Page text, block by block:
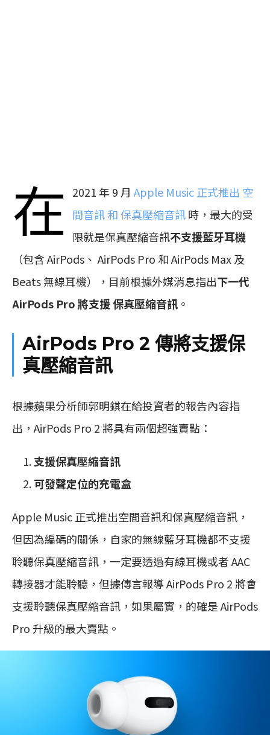
在 2021 年 9 月 Apple Music 正式推出 空
間音訊 和 保真壓縮音訊時，最大的受
限就是保真壓縮音訊不支援藍牙耳機
（包含 AirPods、 AirPods Pro 和 AirPods Max 及
Beats 無線耳機），目前根據外媒消息指出下一代
AirPods Pro 將支援 保真壓縮音訊 。
AirPods Pro 2 傳將支援保
真壓縮音訊
根據蘋果分析師郭明錤在給投資者的報告內容指
出，AirPods Pro 2 將具有兩個超強賣點：
支援保真壓縮音訊
可發聲定位的充電盒
Apple Music 正式推出空間音訊和保真壓縮音訊，
但因為編碼的關係，自家的無線藍牙耳機都不支援
聆聽保真壓縮音訊，一定要透過有線耳機或者 AAC
轉接器才能聆聽，但據傳言報導 AirPods Pro 2 將會
支援聆聽保真壓縮音訊，如果屬實，的確是 AirPods
Pro 升級的最大賣點。